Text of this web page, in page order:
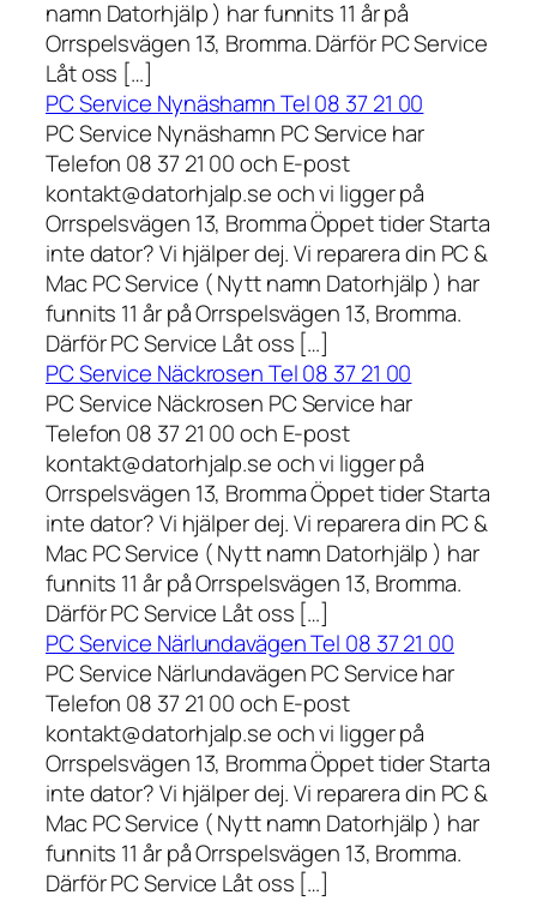
namn Datorhjälp ) har funnits 11 år på
Orrspelsvägen 13, Bromma. Därför PC Service
Låt oss […]
PC Service Nynäshamn Tel 08 37 21 00
PC Service Nynäshamn PC Service har
Telefon 08 37 21 00 och E-post
kontakt@datorhjalp.se och vi ligger på
Orrspelsvägen 13, Bromma Öppet tider Starta
inte dator? Vi hjälper dej. Vi reparera din PC &
Mac PC Service ( Nytt namn Datorhjälp ) har
funnits 11 år på Orrspelsvägen 13, Bromma.
Därför PC Service Låt oss […]
PC Service Näckrosen Tel 08 37 21 00
PC Service Näckrosen PC Service har
Telefon 08 37 21 00 och E-post
kontakt@datorhjalp.se och vi ligger på
Orrspelsvägen 13, Bromma Öppet tider Starta
inte dator? Vi hjälper dej. Vi reparera din PC &
Mac PC Service ( Nytt namn Datorhjälp ) har
funnits 11 år på Orrspelsvägen 13, Bromma.
Därför PC Service Låt oss […]
PC Service Närlundavägen Tel 08 37 21 00
PC Service Närlundavägen PC Service har
Telefon 08 37 21 00 och E-post
kontakt@datorhjalp.se och vi ligger på
Orrspelsvägen 13, Bromma Öppet tider Starta
inte dator? Vi hjälper dej. Vi reparera din PC &
Mac PC Service ( Nytt namn Datorhjälp ) har
funnits 11 år på Orrspelsvägen 13, Bromma.
Därför PC Service Låt oss […]